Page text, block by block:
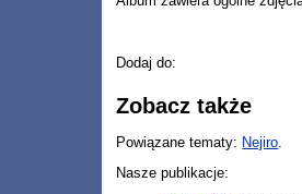
Dodaj do:
Zobacz także
Powiązane tematy: Nejiro
Nasze publikacje: